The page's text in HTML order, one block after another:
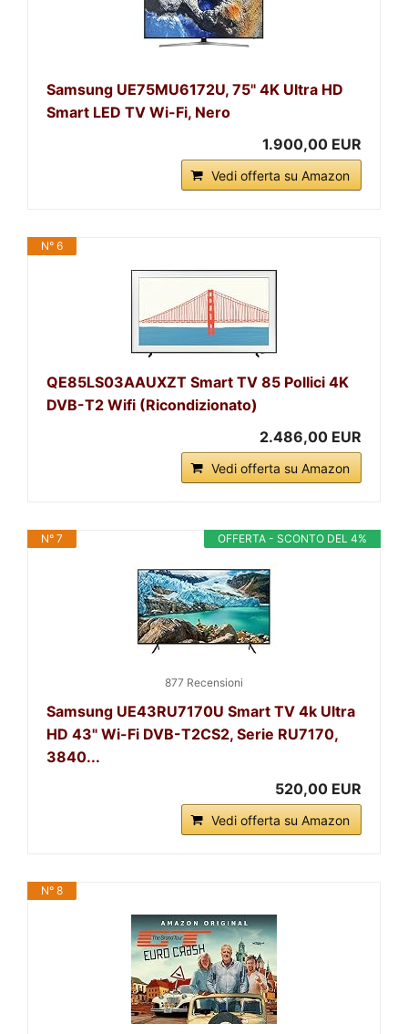
Samsung UE75MU6172U, 75" 4K Ultra HD
Smart LED TV Wi-Fi, Nero
1.900,00 EUR
Vedi offerta su Amazon
N° 6
QE85LS03AAUXZT Smart TV 85 Pollici 4K
DVB-T2 Wifi (Ricondizionato)
2.486,00 EUR
Vedi offerta su Amazon
OFFERTA - SCONTO DEL 4%
N° 7
877 Recensioni
Samsung UE43RU7170U Smart TV 4k Ultra
HD 43" Wi-Fi DVB-T2CS2, Serie RU7170,
3840...
520,00 EUR
Vedi offerta su Amazon
N° 8